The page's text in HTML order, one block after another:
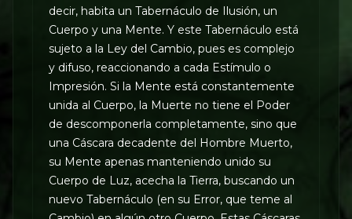
decir, habita un Tabernáculo de Ilusión, un
Cuerpo y una Mente. Y este Tabernáculo está
sujeto a la Ley del Cambio, pues es complejo
y difuso, reaccionando a cada Estímulo o
Impresión. Si la Mente está constantemente
unida al Cuerpo, la Muerte no tiene el Poder
de descomponerla completamente, sino que
una Cáscara decadente del Hombre Muerto,
su Mente apenas manteniendo unido su
Cuerpo de Luz, acecha la Tierra, buscando un
nuevo Tabernáculo (en su Error, que teme al